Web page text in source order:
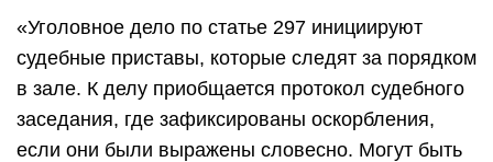
«Уголовное дело по статье 297 инициируют
судебные приставы, которые следят за порядком
в зале. К делу приобщается протокол судебного
заседания, где зафиксированы оскорбления,
если они были выражены словесно. Могут быть